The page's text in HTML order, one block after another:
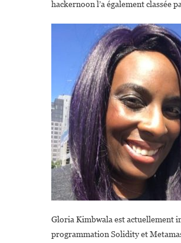
hackernoon l’a également classée
Gloria Kimbwala est actuellement
programmation Solidity et